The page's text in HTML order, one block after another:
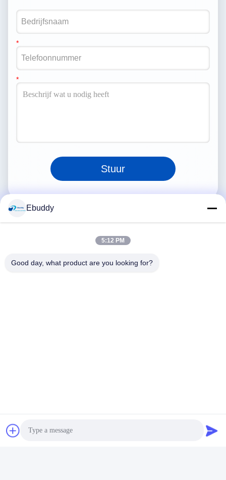
Stuur
Ebuddy
5:12 PM
Good day, what product are you looking for?